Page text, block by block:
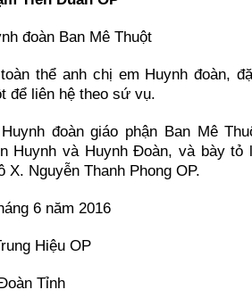
đoàn Ban Mê Thuột
thể anh chị em Huynh đoàn,
để liên hệ theo sứ vụ.
đoàn giáo phận Ban Mê
Huynh và Huynh Đoàn, và bày
X. Nguyễn Thanh Phong OP.
6 năm 2016
Hiệu OP
Tỉnh